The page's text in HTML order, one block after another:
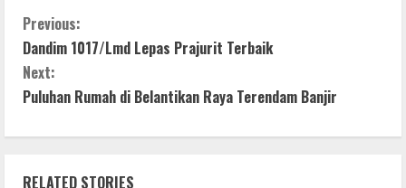
a
c
e
o
o
w
i
t
e
r
h
a
t
A
p
e
s
s
n
r
C
o
n
t
Previous:
Dandim 1017/Lmd Lepas Prajurit Terbaik
Next:
Puluhan Rumah di Belantikan Raya Terendam Banjir
RELATED STORIES